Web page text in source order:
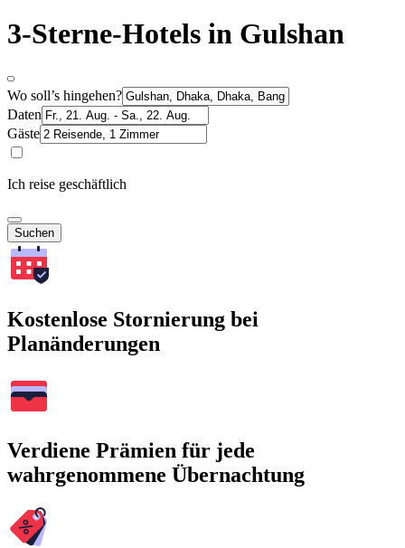
3-Sterne-Hotels in Gulshan
Wo soll’s hingehen?
Daten
Gäste
Ich reise geschäftlich
Suchen
Kostenlose Stornierung bei
Planänderungen
Verdiene Prämien für jede
wahrgenommene Übernachtung